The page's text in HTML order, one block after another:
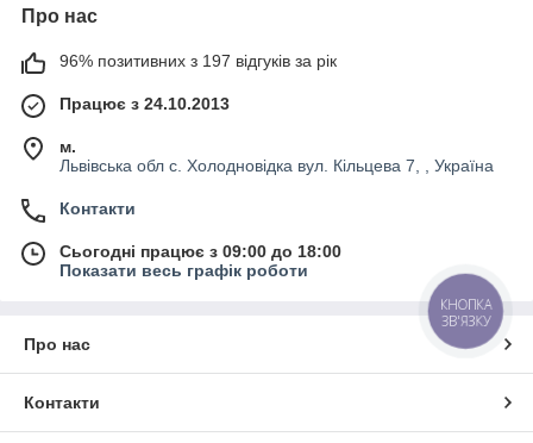
Про нас
96% позитивних з 197 відгуків за рік
Працює з 24.10.2013
м.
Львівська обл с. Холодновідка вул. Кільцева 7, , Україна
Контакти
Сьогодні працює з 09:00 до 18:00
Показати весь графік роботи
Про нас
Контакти
КНОПКА
ЗВ'ЯЗКУ